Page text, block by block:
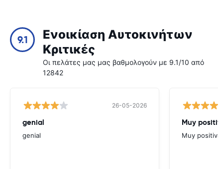
9.1
Ενοικίαση Αυτοκινήτων
Κριτικές
Οι πελάτες μας μας βαθμολογούν με 9.1/10 από
12842
26-05-2026
genial
genial
Muy
Muy positiva